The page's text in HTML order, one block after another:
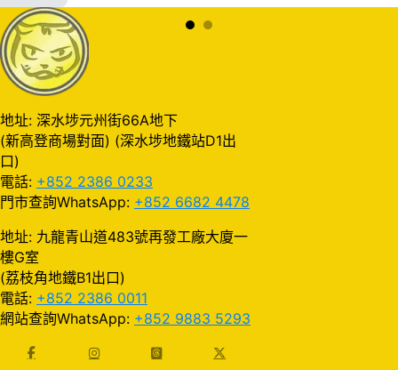
地址: 深水埗元州街66A地下
(新高登商場對面) (深水埗地鐵站D1出
口)
電話: +852 2386 0233
門市查詢WhatsApp: +852 6682 4478
地址: 九龍青山道483號再發工廠大廈一
樓G室
(荔枝角地鐵B1出口)
電話: +852 2386 0011
網站查詢WhatsApp: +852 9883 5293